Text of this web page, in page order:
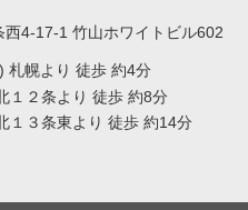
4-17-1 竹山ホワイトビル602
札幌より 徒歩 約4分
１２条より 徒歩 約8分
１３条東より 徒歩 約14分